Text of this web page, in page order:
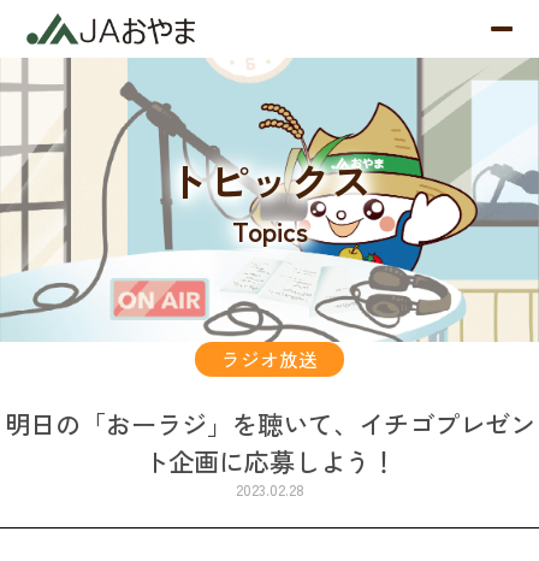
トピックス
Topics
ラジオ放送
明日の「おーラジ」を聴いて、イチゴプレゼン
ト企画に応募しよう！
2023.02.28